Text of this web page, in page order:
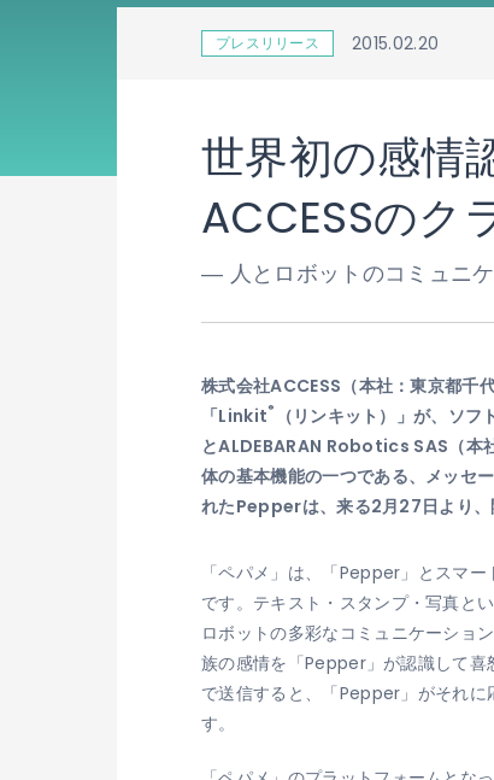
プレスリリース 2015.02.20
世界初の感情
ACCESSのク
― 人とロボットのコミュニ
株式会社ACCESS（本社：東京都千
「Linkit®
（リンキット）」が、ソ
とALDEBARAN Robotics SAS（本
体の基本機能の一つである、メッセ
れたPepperは、来る2月27日より、
「ペパメ」は、「Pepper」とスマ
です。テキスト・スタンプ・写真と
ロボットの多彩なコミュニケーショ
族の感情を「Pepper」が認識して喜
で送信すると、「Pepper」がそれ
す。